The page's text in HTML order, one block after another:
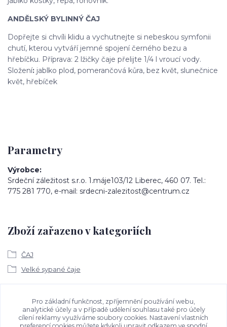
ANDĚLSKÝ BYLINNÝ ČAJ
Dopřejte si chvíli klidu a vychutnejte si nebeskou symfonii
chutí, kterou vytváří jemné spojení černého bezu a
hřebíčku. Příprava: 2 lžičky čaje přelijte 1/4 l vroucí vody.
Složení: jablko plod, pomerančová kůra, bez květ, slunečnice
květ, hřebíček
Parametry
Výrobce
Srdeční záležitost s.r.o. 1.máje103/12 Liberec, 460 07. Tel.:
775 281 770, e-mail: srdecni-zalezitost@centrum.cz
Zboží zařazeno v kategoriích
ČAJ
Velké sypané čaje
Ke stažení
Bezpečností upozornění
Pro základní funkčnost, zpříjemnění používání webu,
analytické účely a v případě udělení souhlasu také pro účely
cílení reklamy využíváme soubory cookies. Nastavení vlastních